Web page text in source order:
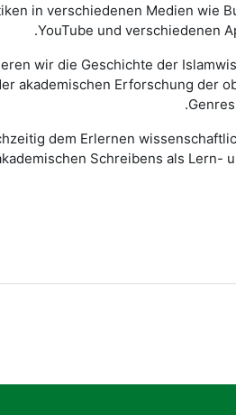
in verschiedenen Medien wie
YouTube und verschiedenen
wir die Geschichte der
akademischen Erforschung der
dem Erlernen
Schreibens als Lern-